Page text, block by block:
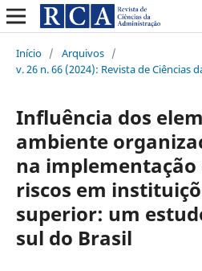
Início / Arquivos /
v. 26 n. 66 (2024): Revista de Ciências
Influência dos
ambiente
na implementação
riscos em
superior: um
sul do Brasil